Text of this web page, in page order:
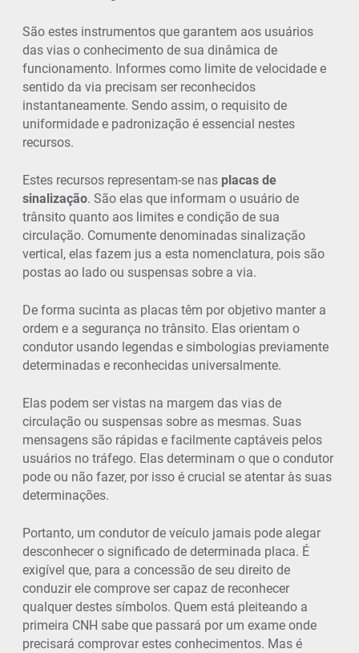
São estes instrumentos que garantem aos usuários
das vias o conhecimento de sua dinâmica de
funcionamento. Informes como limite de velocidade e
sentido da via precisam ser reconhecidos
instantaneamente. Sendo assim, o requisito de
uniformidade e padronização é essencial nestes
recursos.
Estes recursos representam-se nas placas de
sinalização. São elas que informam o usuário de
trânsito quanto aos limites e condição de sua
circulação. Comumente denominadas sinalização
vertical, elas fazem jus a esta nomenclatura, pois são
postas ao lado ou suspensas sobre a via.
De forma sucinta as placas têm por objetivo manter a
ordem e a segurança no trânsito. Elas orientam o
condutor usando legendas e simbologias previamente
determinadas e reconhecidas universalmente.
Elas podem ser vistas na margem das vias de
circulação ou suspensas sobre as mesmas. Suas
mensagens são rápidas e facilmente captáveis pelos
usuários no tráfego. Elas determinam o que o condutor
pode ou não fazer, por isso é crucial se atentar às suas
determinações.
Portanto, um condutor de veículo jamais pode alegar
desconhecer o significado de determinada placa. É
exigível que, para a concessão de seu direito de
conduzir ele comprove ser capaz de reconhecer
qualquer destes símbolos. Quem está pleiteando a
primeira CNH sabe que passará por um exame onde
precisará comprovar estes conhecimentos. Mas é